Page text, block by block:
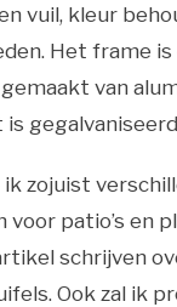
vuil, kleur
Het frame is
van
zojuist
voor patio’s en
schrijven
Ook zal ik